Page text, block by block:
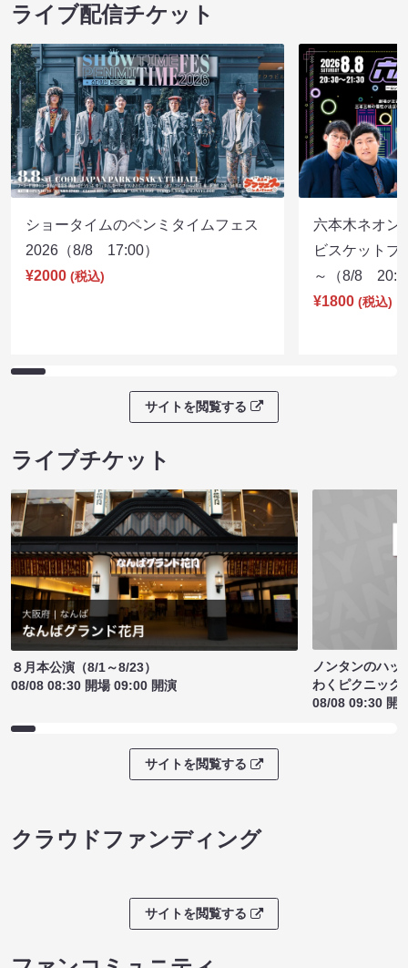
ライブ配信チケット
ショータイムのペンミタイムフェス
2026（8/8 17:00）
¥2000 (税込)
六本木ネオン
ビスケットブ
～（8/8
¥1800 (税込)
サイトを閲覧する
ライブチケット
８月本公演（8/1～8/23）
08/08 08:30 開場 09:00 開演
ノンタンのハッ
わくピクニック
08/08 09:30 開
サイトを閲覧する
クラウドファンディング
サイトを閲覧する